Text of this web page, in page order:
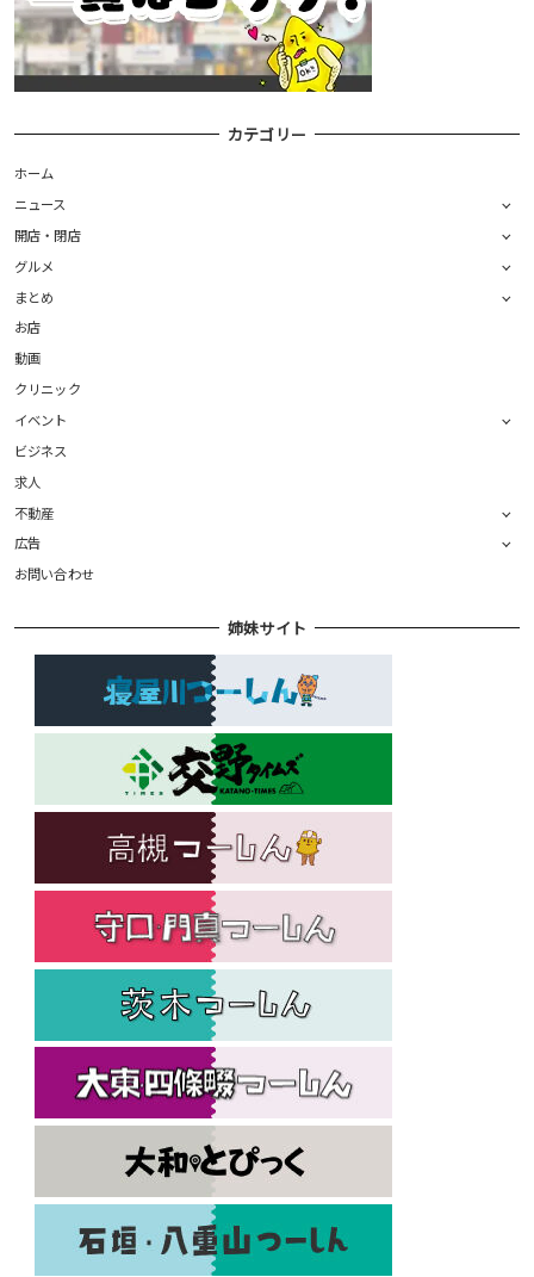
カテゴリー
ホーム
ニュース
開店・閉店
グルメ
まとめ
お店
動画
クリニック
イベント
ビジネス
求人
不動産
広告
お問い合わせ
姉妹サイト